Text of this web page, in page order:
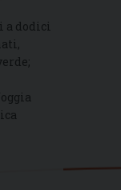
a dodici